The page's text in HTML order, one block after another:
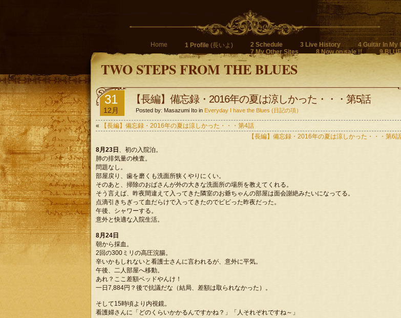
Home 1 Profile (長いよ) 2 Schedule 3 Live History 4 Guitar In My
7 My Other Sites
8 Now on sale !! 9
TWO STEPS FROM THE BLUES
31
12月
【長編】備忘録・2016年の夏は涼しかった・・・第5話
Posted by: Masazumi Ito in Everyday I have the Blues (日記の項）
«
【長編】備忘録・2016年の夏は涼しかった・・・第4話
【長編】備忘録・2016年の夏は涼しかった・・・第6話
8月23日 、初の入院泊。
肺の排気量の検査。
問題なし。
部屋戻り、歯を磨くも洗面所狭くやりにくい。
そのあと、掃除のおばさんが外の大きな洗面所の場所を教えてくれる。
そう言えば、昨夜間違えて入ってきた隣室のお爺ちゃんの部屋は面会謝絶みたいになってる。
点滴引きちぎって血だらけで入ってきたのでビビった昨夜だった。
午後、シャワーする。
意外と快適な入院生活。
8月24日
朝から採血。
2回の300ミリの高圧浣腸。
辛いかもしれないと看護士さんに言われるが、意外に平気。
午後、二人部屋へ移動。
あれ？ここ差額ベッドやんけ！
一日7,884円？後で抗議だな（結局、差額は取られなかった）。
そして15時頃より内視鏡。
看護婦さんに「どのくらいかかるんですかね？」「人それぞれですね～」